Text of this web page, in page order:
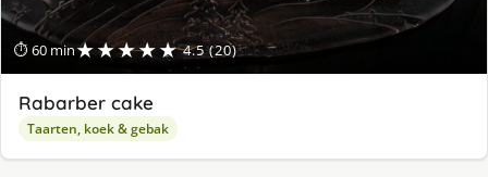
⏱ 60 min★★★★★ 4.5 (20)
Rabarber cake
Taarten, koek & gebak